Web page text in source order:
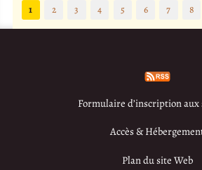
1
2 3 4 5 6 7 8
Formulaire d’inscription aux
Accès &
Plan du site Web